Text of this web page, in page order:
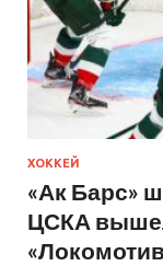
ХОККЕЙ
«Ак Барс»
ЦСКА